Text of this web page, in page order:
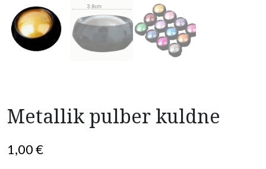
Metallik pulber kuldne
1,00€